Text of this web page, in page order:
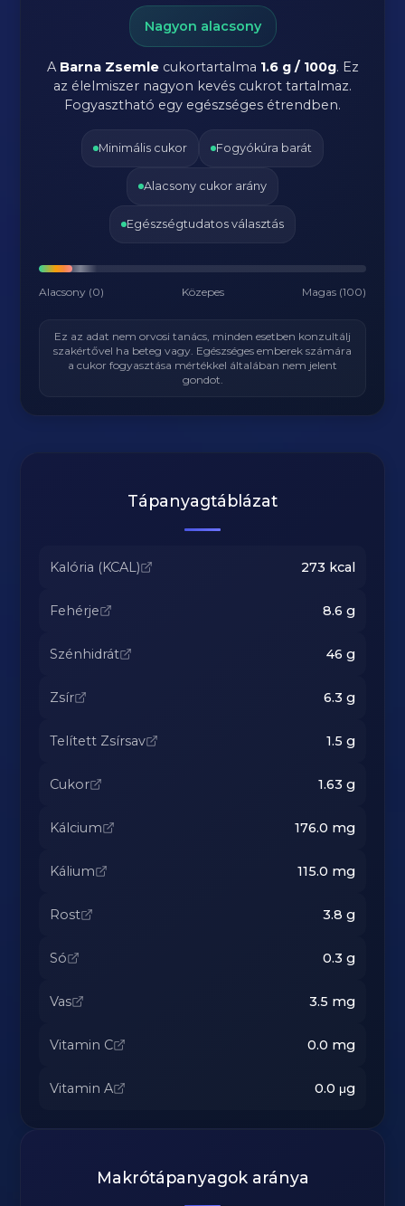
Nagyon alacsony
A Barna Zsemlecukortartalma 1.6 g / 100g. Ez
az élelmiszer nagyon kevés cukrot tartalmaz.
Fogyasztható egy egészséges étrendben.
Minimális cukor Fogyókúra barát
Alacsony cukor arány
Egészségtudatos választás
Alacsony (0) Közepes Magas (100)
Ez az adat nem orvosi tanács, minden esetben konzultálj
szakértővel ha beteg vagy. Egészséges emberek számára
a cukor fogyasztása mértékkel általában nem jelent
gondot.
Tápanyagtáblázat
Kalória (KCAL) 273 kcal
Fehérje 8.6 g
Szénhidrát 46 g
Zsír 6.3 g
Telített Zsírsav 1.5 g
Cukor 1.63 g
Kálcium 176.0 mg
Kálium 115.0 mg
Rost 3.8 g
Só 0.3 g
Vas 3.5 mg
Vitamin C 0.0 mg
Vitamin A 0.0 μg
Makrótápanyagok aránya